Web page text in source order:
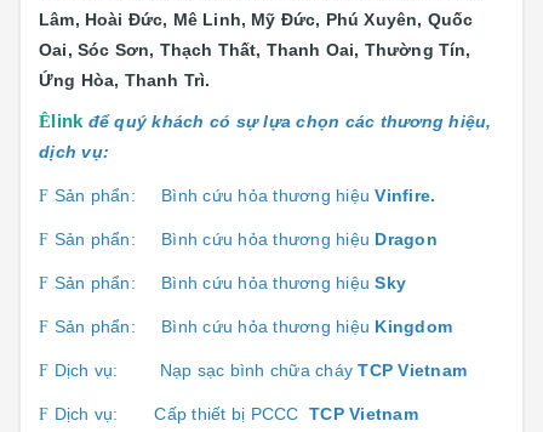
Lâm, Hoài Đức, Mê Linh, Mỹ Đức, Phú Xuyên, Quốc
Oai, Sóc Sơn, Thạch Thất, Thanh Oai, Thường Tín,
Ứng Hòa, Thanh Trì.
Êlink để quý khách có sự lựa chọn các thương hiệu,
dịch vụ:
F Sản phẩn: Bình cứu hỏa thương hiệuVinfire.
F Sản phẩn: Bình cứu hỏa thương hiệu Dragon
F Sản phẩn: Bình cứu hỏa thương hiệuSky
F Sản phẩn: Bình cứu hỏa thương hiệu Kingdom
F Dịch vụ: Nạp sạc bình chữa cháyTCP Vietnam
F Dịch vụ:Cấp thiết bị PCCC TCP Vietnam